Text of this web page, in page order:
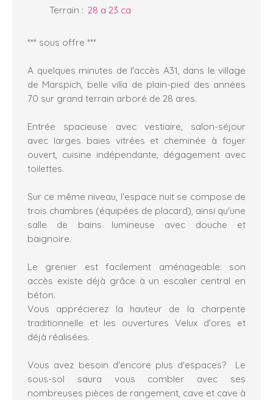
Terrain : 28 a 23 ca
*** sous offre ***
A quelques minutes de l'accès A31, dans le village
de Marspich, belle villa de plain-pied des années
70 sur grand terrain arboré de 28 ares.
Entrée spacieuse avec vestiaire, salon-séjour
avec larges baies vitrées et cheminée à foyer
ouvert, cuisine indépendante, dégagement avec
toilettes.
Sur ce même niveau, l'espace nuit se compose de
trois chambres (équipées de placard), ainsi qu'une
salle de bains lumineuse avec douche et
baignoire.
Le grenier est facilement aménageable: son
accès existe déjà grâce à un escalier central en
béton.
Vous apprécierez la hauteur de la charpente
traditionnelle et les ouvertures Velux d'ores et
déjà réalisées.
Vous avez besoin d'encore plus d'espaces? Le
sous-sol saura vous combler avec ses
nombreuses pièces de rangement, cave et cave à